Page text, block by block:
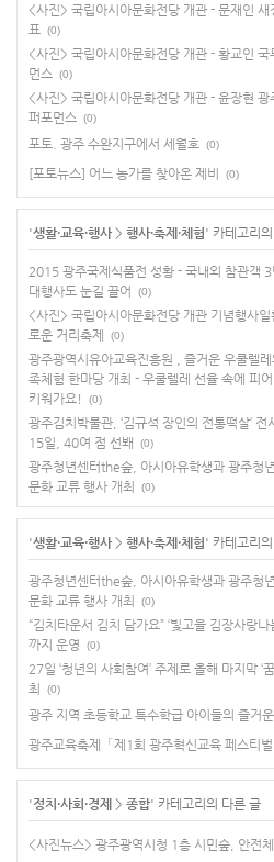
<사진> 국립아시아문화전당 개관 - 문재인 새
표 (0)
<사진> 국립아시아문화전당 개관 - 황교인
먼스 (0)
<사진> 국립아시아문화전당 개관 - 윤장현 광
퍼포먼스 (0)
포토. 광주 수완지구에서 세월호 (0)
[포토뉴스] 어느 농가를 찾아온 제비 (0)
'생활·교육·행사> 행사·축제·체험 ' 카테고리
2015 광주국제식품전 성황 - 국내외 참관객
대행사도 눈길 끌어
(0)
<사진> 국립아시아문화전당 개관 기념행사
로운 거리축제
(0)
광주광역시유아교육진흥원 , 즐거운 우쿨렐
족체험 한마당 개최 - 우쿨렐레 선율 속에 피
키워가요!
(0)
광주김치박물관, ‘김규석 장인의 전통떡살’
15일, 40여 점 선봬
(0)
광주청년센터the숲, 아시아유학생과 광주청
문화 교류 행사 개최
(0)
'생활·교육·행사> 행사·축제·체험 ' 카테고리
광주청년센터the숲, 아시아유학생과 광주청
문화 교류 행사 개최
(0)
“김치타운서 김치 담가요” ‘빛고을 김장사랑
까지 운영
(0)
27일 ‘청년의 사회참여’ 주제로 올해 마지막 ‘
최
(0)
광주 지역 초등학교 특수학급 아이들의 즐거
광주교육축제「제1회 광주혁신교육 페스티
'정치·사회·경제 > 종합' 카테고리의 다른 글
<사진뉴스> 광주광역시청 1층 시민숲, 안전